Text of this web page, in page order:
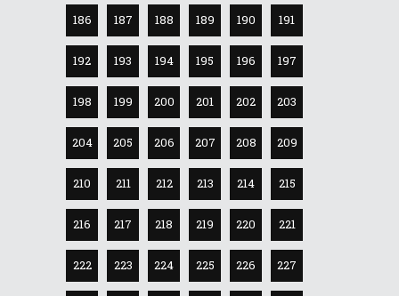
186 187 188 189 190 191
192 193 194 195 196 197
198 199 200 201 202 203
204 205 206 207 208 209
210 211 212 213 214 215
216 217 218 219 220 221
222 223 224 225 226 227